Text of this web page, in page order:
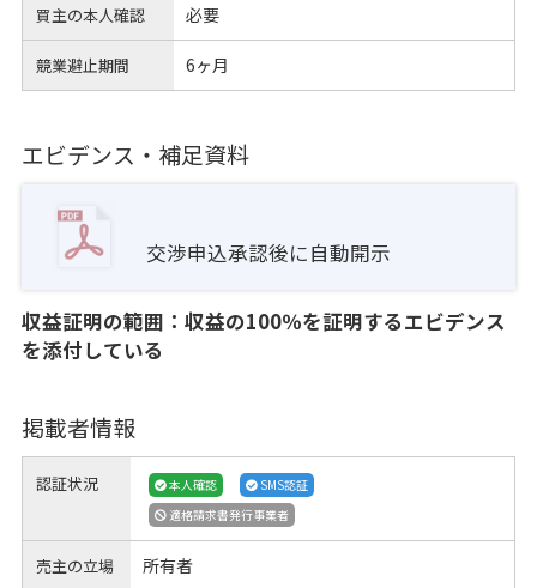
買主の本人確認 必要
競業避止期間 6ヶ月
エビデンス・補足資料
交渉申込承認後に自動開示
収益証明の範囲：収益の100％を証明するエビデンス
を添付している
掲載者情報
認証状況 本人確認
SMS認証
適格請求書発行事業者
売主の立場 所有者